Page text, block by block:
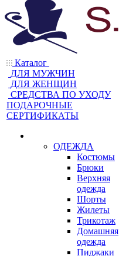
Каталог
ДЛЯ МУЖЧИН
ДЛЯ ЖЕНЩИН
CРЕДСТВА ПО УХОДУ
ПОДАРОЧНЫЕ
СЕРТИФИКАТЫ
ОДЕЖДА
Костюмы
Брюки
Верхняя
одежда
Шорты
Жилеты
Трикотаж
Домашняя
одежда
Пиджаки